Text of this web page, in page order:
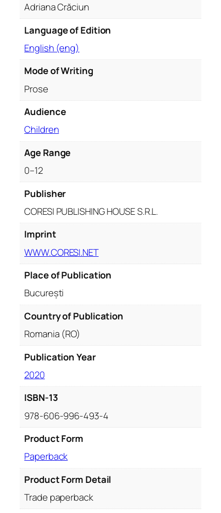
n
Adriana Crăciun
Language of Edition
English (eng)
Mode of Writing
Prose
Audience
Children
Age Range
0–12
Publisher
CORESI PUBLISHING HOUSE S.R.L.
Imprint
WWW.CORESI.NET
Place of Publication
București
Country of Publication
Romania (RO)
Publication Year
2020
ISBN-13
978-606-996-493-4
Product Form
Paperback
Product Form Detail
Trade paperback